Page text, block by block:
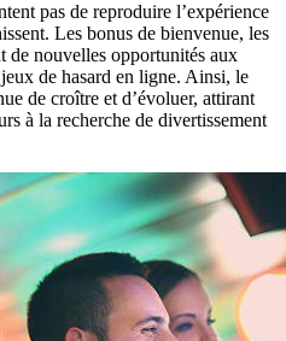
pas de reproduire l’expérience
Les bonus de bienvenue, les
de nouvelles opportunités aux
de hasard en ligne. Ainsi, le
de croître et d’évoluer, attirant
à la recherche de divertissement